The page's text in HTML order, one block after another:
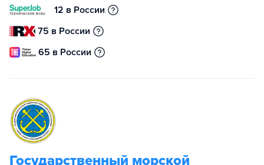
12 в России
75 в России
65 в России
Государственный морской